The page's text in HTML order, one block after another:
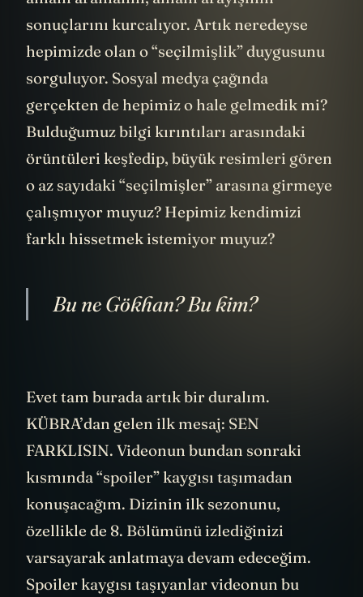
anlam aramanın, anlam arayışının
sonuçlarını kurcalıyor. Artık neredeyse
hepimizde olan o “seçilmişlik” duygusunu
sorguluyor. Sosyal medya çağında
gerçekten de hepimiz o hale gelmedik mi?
Bulduğumuz bilgi kırıntıları arasındaki
örüntüleri keşfedip, büyük resimleri gören
o az sayıdaki “seçilmişler” arasına girmeye
çalışmıyor muyuz? Hepimiz kendimizi
Evet tam burada artık bir duralım.
KÜBRA’dan gelen ilk mesaj: SEN
FARKLISIN. Videonun bundan sonraki
kısmında “spoiler” kaygısı taşımadan
konuşacağım. Dizinin ilk sezonunu,
özellikle de 8. Bölümünü izlediğinizi
varsayarak anlatmaya devam edeceğim.